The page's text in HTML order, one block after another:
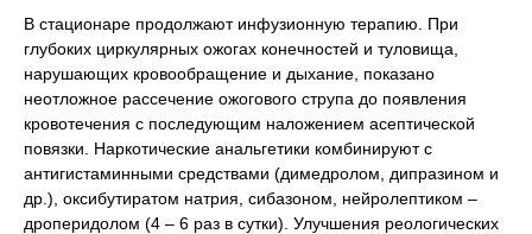
В стационаре продолжают инфузионную терапию. При
глубоких циркулярных ожогах конечностей и туловища,
нарушающих кровообращение и дыхание, показано
неотложное рассечение ожогового струпа до появления
кровотечения с последующим наложением асептической
повязки. Наркотические анальгетики комбинируют с
антигистаминными средствами (димедролом, дипразином и
др.), оксибутиратом натрия, сибазоном, нейролептиком –
дроперидолом (4 – 6 раз в сутки). Улучшения реологических